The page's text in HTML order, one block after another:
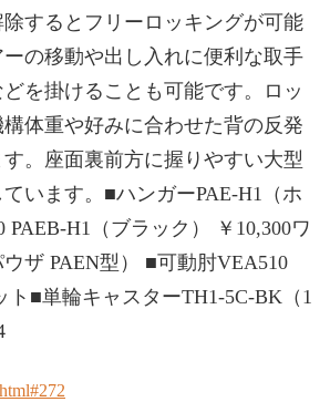
するとフリーロッキングが可能
の移動や出し入れに便利な取手
を掛けることも可能です。ロッ
体重や好みに合わせた背の反発
。座面裏前方に握りやすい大型
います。■ハンガーPAE-H1（ホ
PAEB-H1（ブラック） ￥10,300ワ
ザ PAEN型） ■可動肘VEA510
ト■単輪キャスターTH1-5C-BK（1